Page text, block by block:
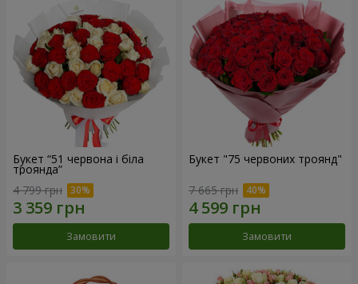
Букет “51 червона і біла
троянда”
4 799 грн
Замовити
Букет "75 червоних троянд"
7 665 грн
Замовити